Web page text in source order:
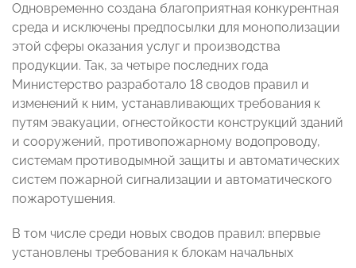
Одновременно создана благоприятная конкурентная
среда и исключены предпосылки для монополизации
этой сферы оказания услуг и производства
продукции. Так, за четыре последних года
Министерство разработало 18 сводов правил и
изменений к ним, устанавливающих требования к
путям эвакуации, огнестойкости конструкций зданий
и сооружений, противопожарному водопроводу,
системам противодымной защиты и автоматических
систем пожарной сигнализации и автоматического
пожаротушения.
В том числе среди новых сводов правил: впервые
установлены требования к блокам начальных